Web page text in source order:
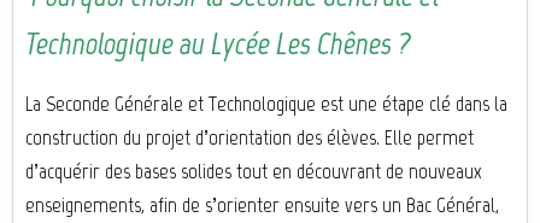
Technologique au Lycée Les Chênes ?
La Seconde Générale et Technologique est une étape clé dans la
construction du projet d’orientation des élèves. Elle permet
d’acquérir des bases solides tout en découvrant de nouveaux
enseignements, afin de s’orienter ensuite vers un Bac Général,